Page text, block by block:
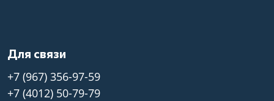
Для связи
+7 (967) 356-97-59
+7 (4012) 50-79-79